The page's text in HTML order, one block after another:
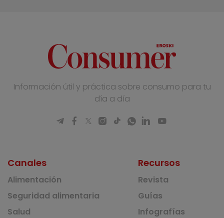
Información útil y práctica sobre consumo para tu
día a día
Canales
Alimentación
Seguridad alimentaria
Salud
Recursos
Revista
Guías
Infografías